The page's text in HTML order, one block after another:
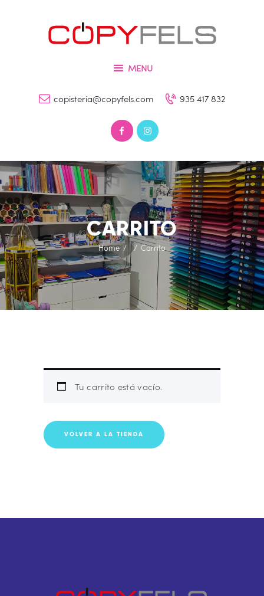
MENU
copisteria@copyfels.com 935 417 832
CARRITO
Home Carrito
COPYFELS
Imprenta – Copisteria – Papelería y Fotografía
Tienda
Contacto
0 productos
0,00 €
Tu carrito está vacío.
VOLVER A LA TIENDA